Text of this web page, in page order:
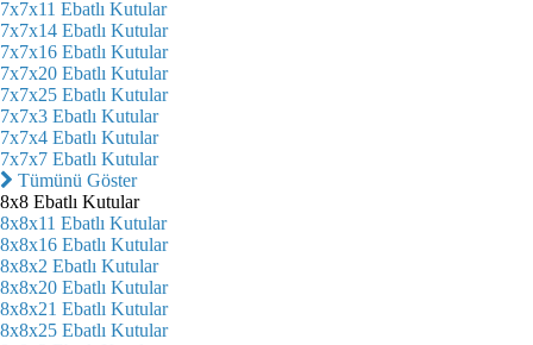
7x7x11 Ebatlı Kutular
7x7x14 Ebatlı Kutular
7x7x16 Ebatlı Kutular
7x7x20 Ebatlı Kutular
7x7x25 Ebatlı Kutular
7x7x3 Ebatlı Kutular
7x7x4 Ebatlı Kutular
7x7x7 Ebatlı Kutular
Tümünü Göster
8x8 Ebatlı Kutular
8x8x11 Ebatlı Kutular
8x8x16 Ebatlı Kutular
8x8x2 Ebatlı Kutular
8x8x20 Ebatlı Kutular
8x8x21 Ebatlı Kutular
8x8x25 Ebatlı Kutular